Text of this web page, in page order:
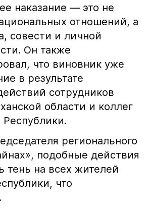
наказание — это не
отношений, а
совести и личной
Он также
что виновник уже
в результате
сотрудников
области и коллег
регионального
подобные действия
тень на всех жителей
что